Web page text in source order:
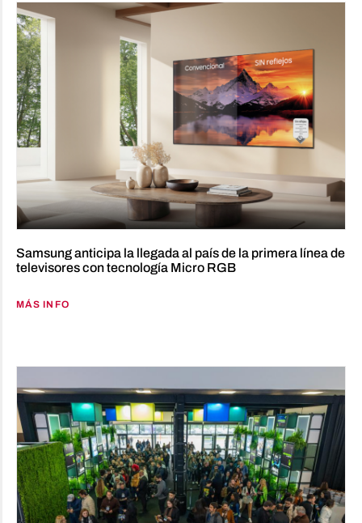
Samsung anticipa la llegada al país de la primera línea de
televisores con tecnología Micro RGB
MÁS INFO